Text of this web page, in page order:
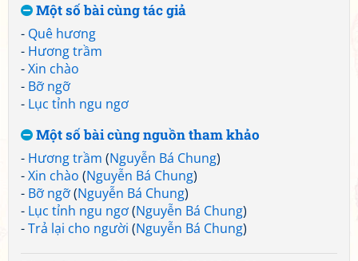
Một số bài cùng tác giả
- Quê hương
- Hương trầm
-Xin chào
- Bỡ ngỡ
- Lục tỉnh ngu ngơ
Một số bài cùng nguồn tham khảo
- Hương trầm (Nguyễn Bá Chung)
-Xin chào (Nguyễn Bá Chung)
- Bỡ ngỡ(Nguyễn Bá Chung)
- Lục tỉnh ngu ngơ(Nguyễn Bá Chung)
-Trả lại cho người (Nguyễn Bá Chung)